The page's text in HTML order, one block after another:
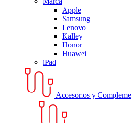
Apple
Samsung
Lenovo
Kalley
Honor
Huawei
iPad
Accesorios y